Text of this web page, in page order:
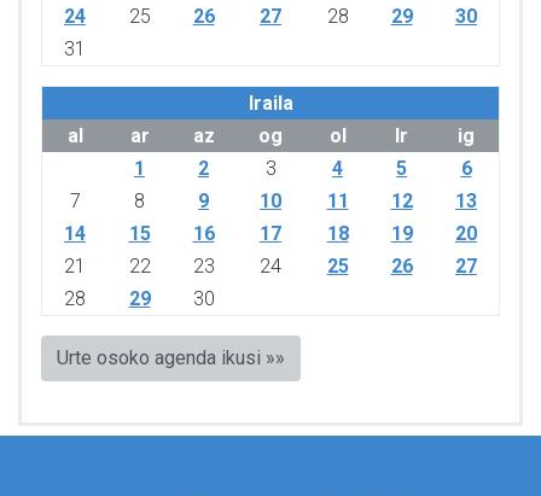
24
25 26 27 28 29
30
31
Iraila
al
ar az og ol lr
ig
1
2 3 4 5
6
7
8 9 10 11 12
13
14
15 16 17 18 19
20
21
22 23 24 25 26
27
28
29 30
Urte osoko agenda ikusi »»